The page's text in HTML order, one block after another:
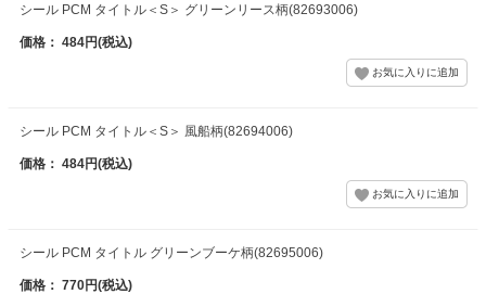
シール PCM タイトル＜S＞ グリーンリース柄(82693006)
価格： 484円(税込)
シール PCM タイトル＜S＞ 風船柄(82694006)
価格： 484円(税込)
シール PCM タイトル グリーンブーケ柄(82695006)
価格： 770円(税込)